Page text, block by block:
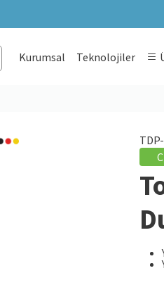
Kurumsal Teknolojiler
C